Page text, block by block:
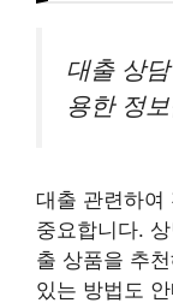
대출 상
용한 정
대출 관련하여
중요합니다.
출 상품을 추
있는 방법도